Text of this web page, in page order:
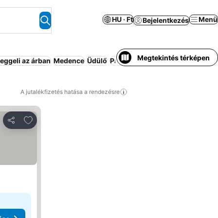
HU · Ft Bejelentkezés Menü
az árban Medence Üdülő Parkoló Apartmanhotel
Megtekintés térképen
A jutalékfizetés hatása a rendezésre
Megosztás
Hozzáadás a kedvencekhez